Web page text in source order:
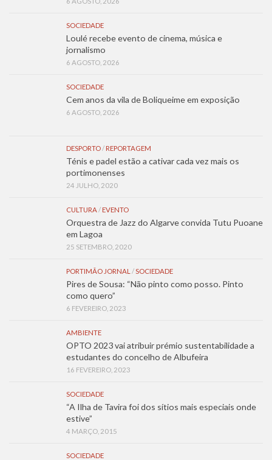
SOCIEDADE
Loulé recebe evento de cinema, música e
jornalismo
6 AGOSTO, 2026
SOCIEDADE
Cem anos da vila de Boliqueime em exposição
6 AGOSTO, 2026
DESPORTO/ REPORTAGEM
Ténis e padel estão a cativar cada vez mais os
portimonenses
24 JULHO, 2020
CULTURA/ EVENTO
Orquestra de Jazz do Algarve convida Tutu Puoane
em Lagoa
25 SETEMBRO, 2020
PORTIMÃO JORNAL /SOCIEDADE
Pires de Sousa: “Não pinto como posso. Pinto
como quero”
6 FEVEREIRO, 2023
AMBIENTE
OPTO 2023 vai atribuir prémio sustentabilidade a
estudantes do concelho de Albufeira
16 FEVEREIRO, 2023
SOCIEDADE
“A Ilha de Tavira foi dos sítios mais especiais onde
estive”
4 MARÇO, 2015
SOCIEDADE